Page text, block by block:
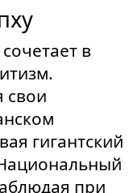
в
свои
гигантский
при